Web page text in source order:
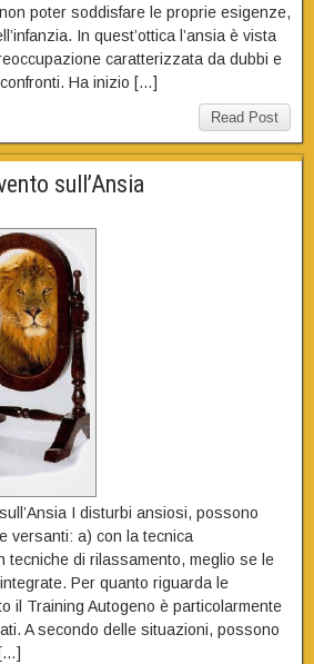
poter soddisfare le proprie esigenze,
In quest’ottica l’ansia è vista
caratterizzata da dubbi e
Ha inizio […]
Read Post
sull’Ansia
I disturbi ansiosi, possono
versanti: a) con la tecnica
tecniche di rilassamento, meglio se le
Per quanto riguarda le
il Training Autogeno è particolarmente
A secondo delle situazioni, possono